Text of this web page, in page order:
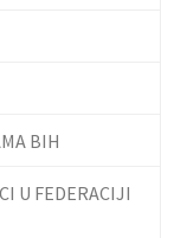
BIH
U FEDERACIJI